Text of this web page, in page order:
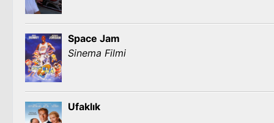
Space Jam
Sinema Filmi
Ufaklık